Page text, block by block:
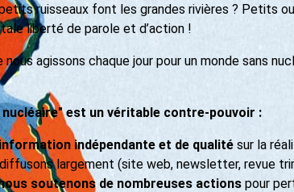
ruisseaux font les grandes rivières ? Petits
liberté de parole et d’action !
nous agissons chaque jour pour un monde sans
nucléaire" est un véritable contre-pouvoir :
indépendante et de qualité sur la
diffusons largement (site web, newsletter, revue
soutenons de nombreuses actions pour